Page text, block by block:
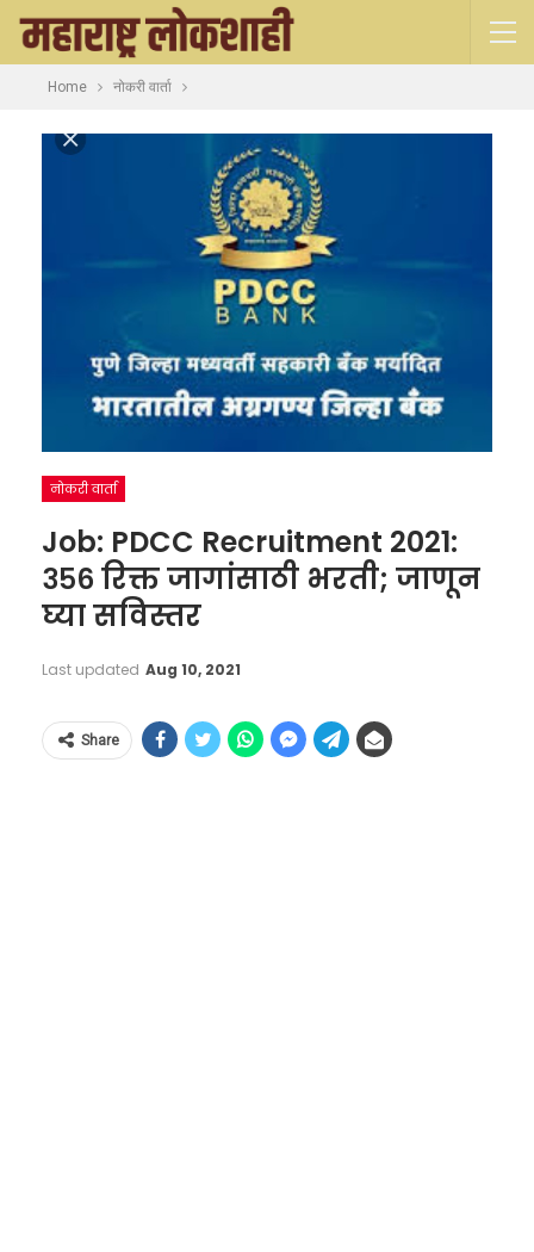
Home नोकरी वार्ता
नोकरी वार्ता
Job: PDCC Recruitment 2021:
३५६ रिक्त जागांसाठी भरती; जाणून
घ्या सविस्तर
Last updated Aug 10, 2021
Share